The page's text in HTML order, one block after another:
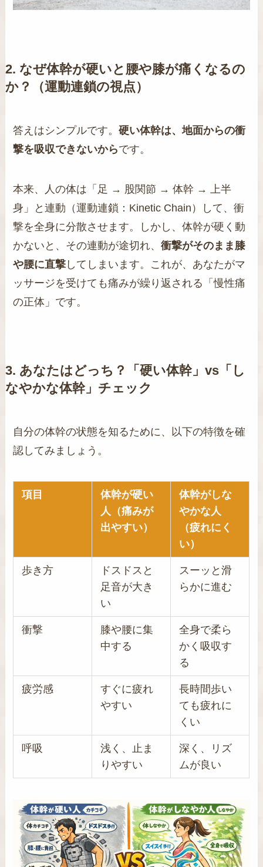
2. なぜ体幹が硬いと腰や膝が痛くなるの
か？（運動連鎖の視点）
答えはシンプルです。硬い体幹は、地面からの衝
撃を吸収できないからです。
本来、人の体は「足 → 股関節 → 体幹 → 上半
身」と連動（運動連鎖：Kinetic Chain）して、衝
撃を全身に分散させます。しかし、体幹が硬く動
かないと、その連動が途切れ、衝撃がそのまま膝
や腰に直撃 してしまいます。これが、あなたがマ
ッサージを受けても痛みが繰り返される「慢性痛
の正体」です。
3. あなたはどっち？「硬い体幹」vs「し
なやかな体幹」チェック
自分の体幹の状態を知るために、以下の特徴を確
認してみましょう。
項目
体幹が硬い
人（痛みが
出やすい）
体幹がしな
やかな人
（疲れにく
い）
歩き方
ドスドスと
足音が大き
い
スーッと滑
らかに進む
衝撃
膝や腰に集
中する
全身で柔ら
かく吸収す
る
疲労感
すぐに疲れ
やすい
長時間歩い
ても疲れに
くい
呼吸
浅く、止ま
りやすい
深く、リズ
ムが良い